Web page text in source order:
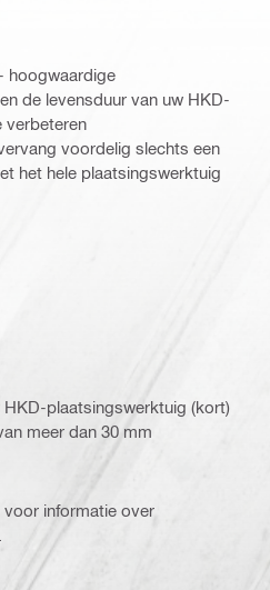
hoogwaardige
de levensduur van uw HKD-
verbeteren
voordelig slechts een
het hele plaatsingswerktuig
plaatsingswerktuig (kort)
meer dan 30 mm
voor informatie over